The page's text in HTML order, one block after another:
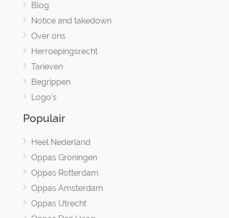
Blog
Notice and takedown
Over ons
Herroepingsrecht
Tarieven
Begrippen
Logo's
Populair
Heel Nederland
Oppas Groningen
Oppas Rotterdam
Oppas Amsterdam
Oppas Utrecht